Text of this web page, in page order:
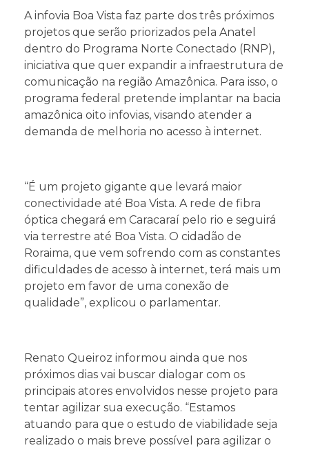
A infovia Boa Vista faz parte dos três próximos
projetos que serão priorizados pela Anatel
dentro do Programa Norte Conectado (RNP),
iniciativa que quer expandir a infraestrutura de
comunicação na região Amazônica. Para isso, o
programa federal pretende implantar na bacia
amazônica oito infovias, visando atender a
demanda de melhoria no acesso à internet.
“É um projeto gigante que levará maior
conectividade até Boa Vista. A rede de fibra
óptica chegará em Caracaraí pelo rio e seguirá
via terrestre até Boa Vista. O cidadão de
Roraima, que vem sofrendo com as constantes
dificuldades de acesso à internet, terá mais um
projeto em favor de uma conexão de
qualidade”, explicou o parlamentar.
Renato Queiroz informou ainda que nos
próximos dias vai buscar dialogar com os
principais atores envolvidos nesse projeto para
tentar agilizar sua execução. “Estamos
atuando para que o estudo de viabilidade seja
realizado o mais breve possível para agilizar o